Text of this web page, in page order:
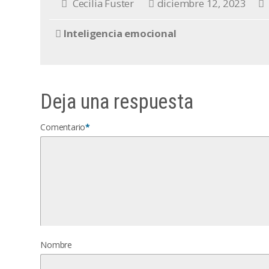
Cecilia Fuster diciembre 12, 2023
Inteligencia emocional
Deja una respuesta
Comentario*
Nombre